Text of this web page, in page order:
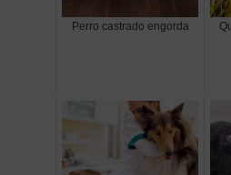
Perro castrado engorda